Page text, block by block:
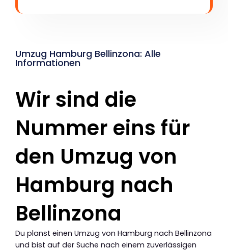
Umzug Hamburg Bellinzona: Alle
Informationen
Wir sind die
Nummer eins für
den Umzug von
Hamburg nach
Bellinzona
Du planst einen Umzug von Hamburg nach Bellinzona
und bist auf der Suche nach einem zuverlässigen